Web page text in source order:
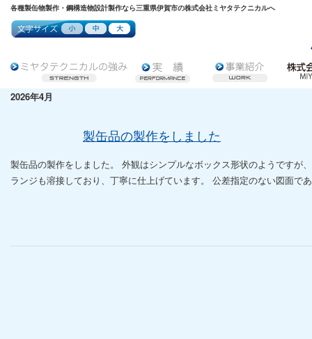
各種製缶物製作・鋼構造物設計製作なら三重県伊賀市の株式会社ミヤタテクニカルへ
2026年4月
製缶品の製作をしました
製缶品の製作をしました。 外観はシンプルなボックス形状のようです
ランジも溶接しており、丁寧に仕上げています。 公差指定のない図面で